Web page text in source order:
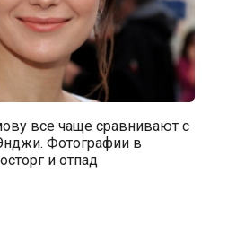
все чаще сравнивают с
Фотографии в
и отпад